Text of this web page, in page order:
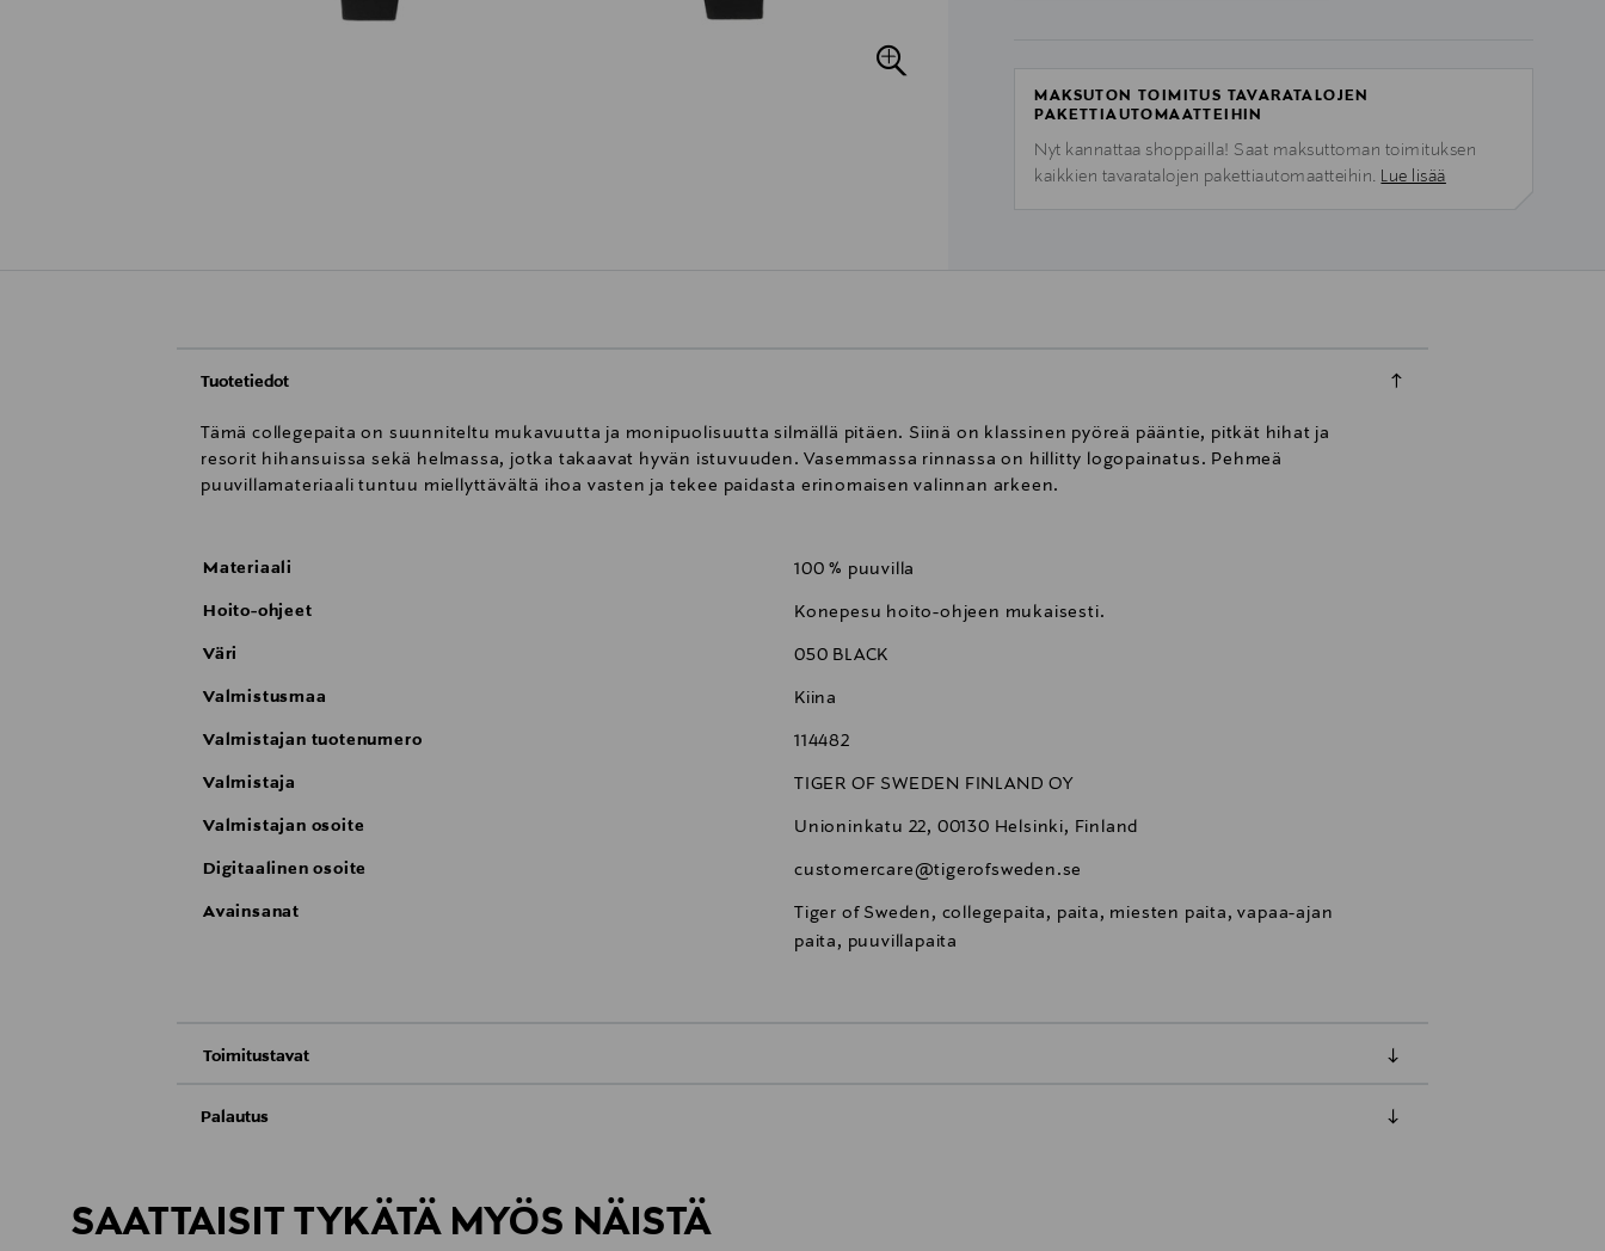
MAKSUTON TOIMITUS TAVARATALOJEN
PAKETTIAUTOMAATTEIHIN
Nyt kannattaa shoppailla! Saat maksuttoman toimituksen
kaikkien tavaratalojen pakettiautomaatteihin. Lue lisää
Tuotetiedot
Tämä collegepaita on suunniteltu mukavuutta ja monipuolisuutta silmällä pitäen. Siinä on klassinen pyöreä pääntie, pitkät hihat ja
resorit hihansuissa sekä helmassa, jotka takaavat hyvän istuvuuden. Vasemmassa rinnassa on hillitty logopainatus. Pehmeä
puuvillamateriaali tuntuu miellyttävältä ihoa vasten ja tekee paidasta erinomaisen valinnan arkeen.
Materiaali 100 % puuvilla
Hoito-ohjeet Konepesu hoito-ohjeen mukaisesti.
Väri 050 BLACK
Valmistusmaa Kiina
Valmistajan tuotenumero 114482
Valmistaja TIGER OF SWEDEN FINLAND OY
Valmistajan osoite Unioninkatu 22, 00130 Helsinki, Finland
Digitaalinen osoite customercare@tigerofsweden.se
Avainsanat
Tiger of Sweden, collegepaita, paita, miesten paita, vapaa-ajan
paita, puuvillapaita
Toimitustavat
Kotiinkuljetus
Palautus
LUE TARKEMMAT PALAUTUSOHJEET
SAATTAISIT TYKÄTÄ MYÖS NÄISTÄ